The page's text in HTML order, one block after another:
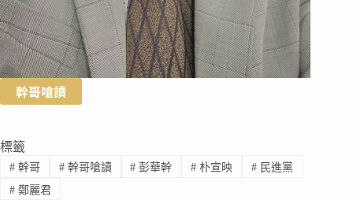
幹哥嗆讀
標籤
#幹哥 #幹哥嗆讀 # 彭華幹 # 朴宣映 # 民進黨
#鄭麗君